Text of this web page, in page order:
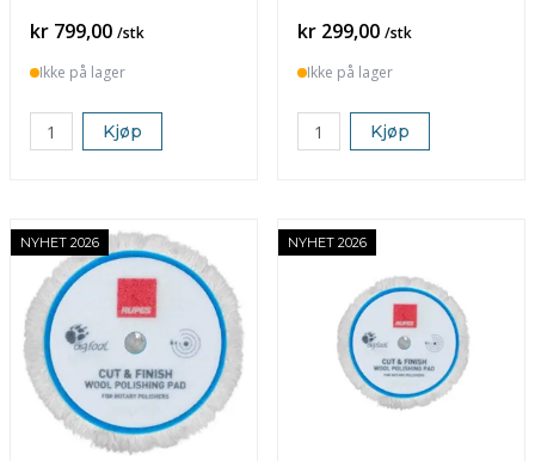
Pris
kr 799,00 /stk
Ikke på lager
Kjøp
Pris
kr 299,00 /stk
Ikke på lager
Kjøp
NYHET 2026 NYHET 2026